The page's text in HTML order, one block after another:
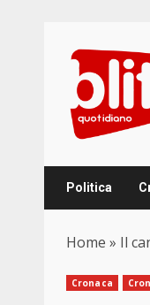
content
Politica
Home » Il
Cronaca